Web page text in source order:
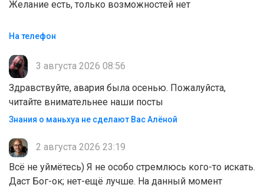
Желание есть, только возможностей нет
На телефон
3 августа 2026 08:56
Здравствуйте, авария была осенью. Пожалуйста,
читайте внимательнее наши посты
Знания о маньхуа не сделают Вас Алëной
2 августа 2026 23:19
Всё не уймётесь) Я не особо стремлюсь кого-то искать.
Даст Бог-ок; нет-ещё лучше. На данный момент